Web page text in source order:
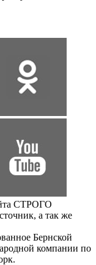
СТРОГО
а так же
Бернской
компании по